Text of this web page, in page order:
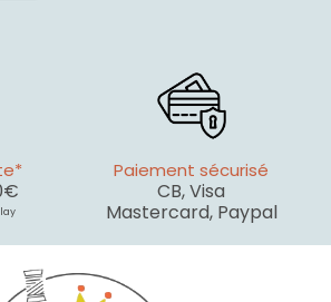
Paiement sécurisé
CB, Visa
Mastercard, Paypal